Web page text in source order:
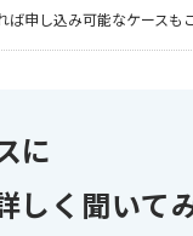
申し込み可能なケースも
代活躍中 , 30代活躍中
に
しく聞いて